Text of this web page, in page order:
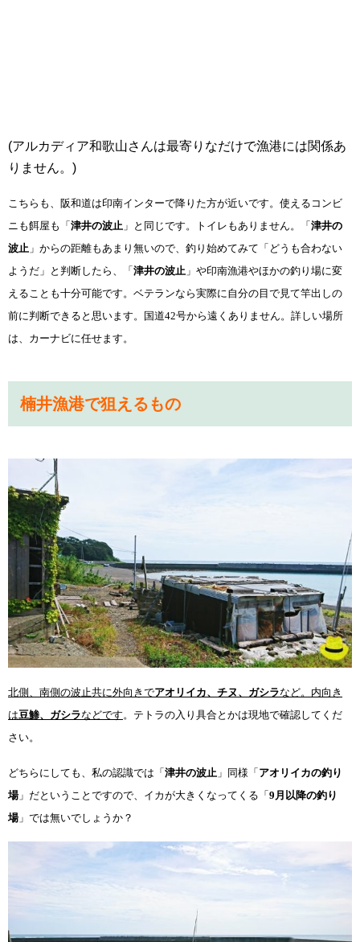
(アルカディア和歌山さんは最寄りなだけで漁港には関係あ
りません。)
こちらも、阪和道は印南インターで降りた方が近いです。使えるコンビ
ニも餌屋も「津井の波止 」と同じです。トイレもありません。「津井の
波止 」からの距離もあまり無いので、釣り始めてみて「どうも合わない
ようだ」と判断したら、「津井の波止 」や印南漁港やほかの釣り場に変
えることも十分可能です。ベテランなら実際に自分の目で見て竿出しの
前に判断できると思います。国道42号から遠くありません。詳しい場所
は、カーナビに任せます。
楠井漁港で狙えるもの
北側、南側の波止共に外向きでアオリイカ、チヌ、ガシラなど。内向き
は豆鯵、ガシラなどです 。テトラの入り具合とかは現地で確認してくだ
さい。
どちらにしても、私の認識では「 津井の波止 」同様「 アオリイカの釣り
場」だということですので、イカが大きくなってくる「 9 月以降の釣り
場」では無いでしょうか？